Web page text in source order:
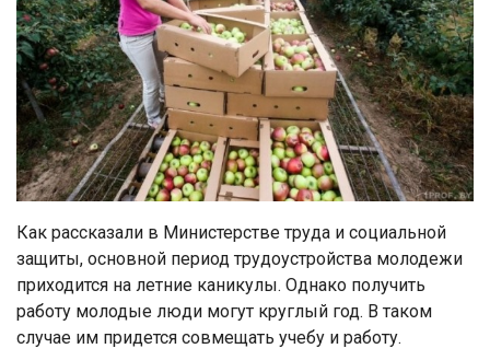
Как рассказали в Министерстве труда и социальной
защиты, основной период трудоустройства молодежи
приходится на летние каникулы. Однако получить
работу молодые люди могут круглый год. В таком
случае им придется совмещать учебу и работу.